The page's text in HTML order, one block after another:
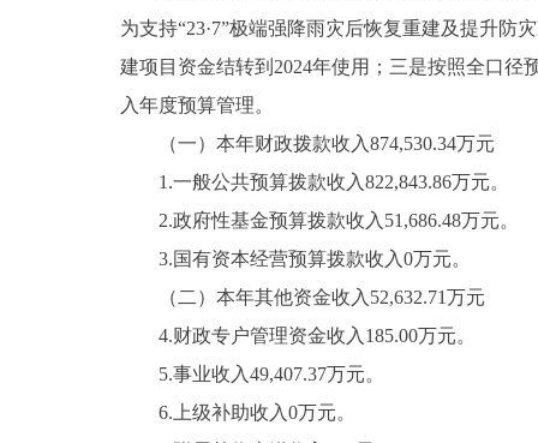
为支持“23·7”极端强降雨灾后恢复重建及提升防
建项目资金结转到2024年使用；三是按照全口
入年度预算管理。
（一）本年财政拨款收入874,530.34万元
1.一般公共预算拨款收入822,843.86万元。
2.政府性基金预算拨款收入51,686.48万元。
3.国有资本经营预算拨款收入0万元。
（二）本年其他资金收入52,632.71万元
4.财政专户管理资金收入185.00万元。
5.事业收入49,407.37万元。
6.上级补助收入0万元。